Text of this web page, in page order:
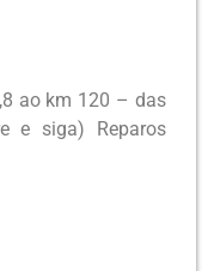
ao km 120 – das
e siga) Reparos